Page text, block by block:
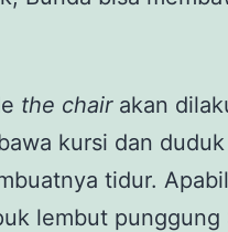
the chair akan
kursi dan
tidur.
lembut punggung